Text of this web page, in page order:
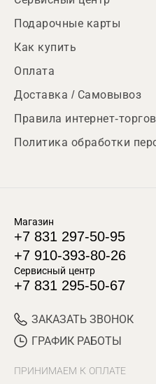
Подарочные карты
Как купить
Оплата
Доставка / Самовывоз
Правила интернет-
Политика обработки
Магазин
+7 831 297-50-95
+7 910-393-80-26
Сервисный центр
+7 831 295-50-67
ЗАКАЗАТЬ ЗВОНОК
ГРАФИК РАБОТЫ
ПРИНИМАЕМ К ОПЛАТЕ